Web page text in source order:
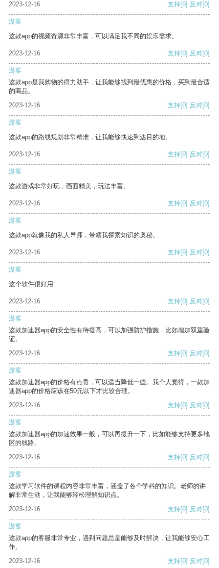
2023-12-16 支持[0] 反对[0]
游客
这款app的视频资源非常丰富，可以满足我不同的娱乐需求。
2023-12-16 支持[0] 反对[0]
游客
这款app是我购物的得力助手，让我能够找到最优惠的价格，买到最合适
的商品。
2023-12-16
支持[0] 反对[0]
游客
这款app的路线规划非常精准，让我能够快速到达目的地。
2023-12-16 支持[0] 反对[0]
游客
这款游戏非常好玩，画面精美，玩法丰富。
2023-12-16 支持[0] 反对[0]
游客
这款app就像我的私人导师，带领我探索知识的奥秘。
2023-12-16 支持[0] 反对[0]
游客
这个软件很好用
2023-12-16 支持[0] 反对[0]
游客
这款加速器app的安全性有待提高，可以加强防护措施，比如增加双重验
证。
2023-12-16
支持[0] 反对[0]
游客
这款加速器app的价格有点贵，可以适当降低一些。我个人觉得，一款加
速器app的价格应该在50元以下才比较合理。
2023-12-16
支持[0] 反对[0]
游客
这款加速器app的加速效果一般，可以再提升一下，比如能够支持更多地
区的线路。
2023-12-16
支持[0] 反对[0]
游客
这款学习软件的课程内容非常丰富，涵盖了各个学科的知识。老师的讲
解非常生动，让我能够轻松理解知识点。
2023-12-16
支持[0] 反对[0]
游客
这款app的客服非常专业，遇到问题总是能够及时解决，让我能够安心工
作。
2023-12-16
支持[0] 反对[0]